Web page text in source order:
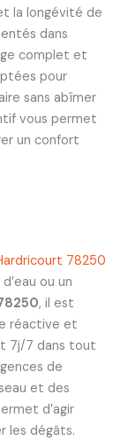
la longévité de
dans
complet et
pour
sans abîmer
vous permet
un confort
78250
ou un
, il est
réactive et
7j/7 dans tout
de
et des
d’agir
les dégâts.